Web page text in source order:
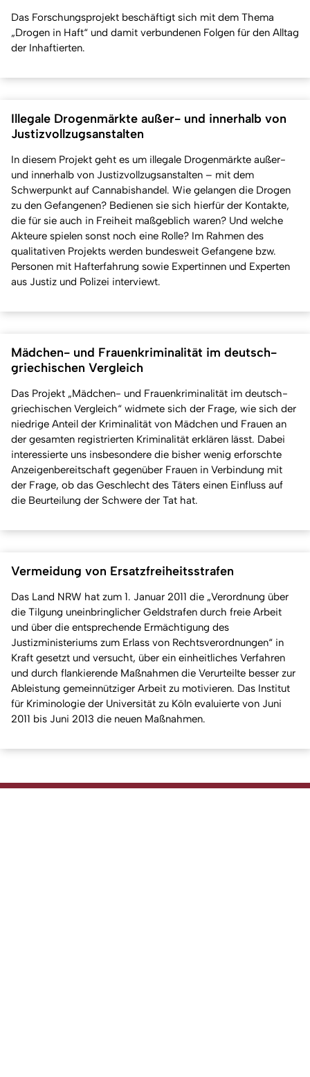
Das Forschungsprojekt beschäftigt sich mit dem Thema
„Drogen in Haft“ und damit verbundenen Folgen für den Alltag
der Inhaftierten.
Illegale Drogenmärkte außer- und innerhalb von
Justizvollzugsanstalten
In diesem Projekt geht es um illegale Drogenmärkte außer-
und innerhalb von Justizvollzugsanstalten – mit dem
Schwerpunkt auf Cannabishandel. Wie gelangen die Drogen
zu den Gefangenen? Bedienen sie sich hierfür der Kontakte,
die für sie auch in Freiheit maßgeblich waren? Und welche
Akteure spielen sonst noch eine Rolle? Im Rahmen des
qualitativen Projekts werden bundesweit Gefangene bzw.
Personen mit Hafterfahrung sowie Expertinnen und Experten
aus Justiz und Polizei interviewt.
Mädchen- und Frauenkriminalität im deutsch-
griechischen Vergleich
Das Projekt „Mädchen- und Frauenkriminalität im deutsch-
griechischen Vergleich“ widmete sich der Frage, wie sich der
niedrige Anteil der Kriminalität von Mädchen und Frauen an
der gesamten registrierten Kriminalität erklären lässt. Dabei
interessierte uns insbesondere die bisher wenig erforschte
Anzeigenbereitschaft gegenüber Frauen in Verbindung mit
der Frage, ob das Geschlecht des Täters einen Einfluss auf
die Beurteilung der Schwere der Tat hat.
Vermeidung von Ersatzfreiheitsstrafen
Das Land NRW hat zum 1. Januar 2011 die „Verordnung über
die Tilgung uneinbringlicher Geldstrafen durch freie Arbeit
und über die entsprechende Ermächtigung des
Justizministeriums zum Erlass von Rechtsverordnungen“ in
Kraft gesetzt und versucht, über ein einheitliches Verfahren
und durch flankierende Maßnahmen die Verurteilte besser zur
Ableistung gemeinnütziger Arbeit zu motivieren. Das Institut
für Kriminologie der Universität zu Köln evaluierte von Juni
2011 bis Juni 2013 die neuen Maßnahmen.